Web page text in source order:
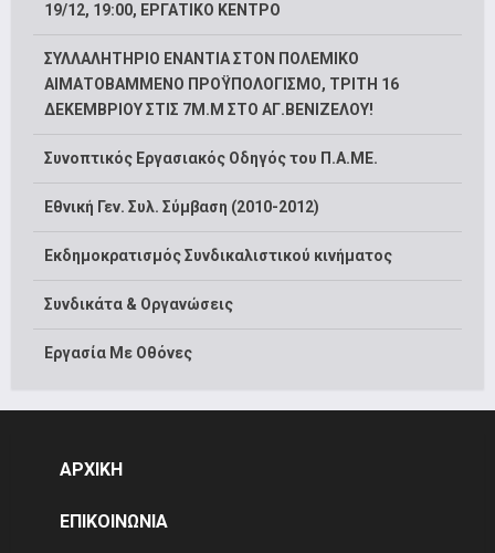
19/12, 19:00, ΕΡΓΑΤΙΚΟ ΚΕΝΤΡΟ
ΣΥΛΛΑΛΗΤΗΡΙΟ ΕΝΑΝΤΙΑ ΣΤΟΝ ΠΟΛΕΜΙΚΟ
ΑΙΜΑΤΟΒΑΜΜΕΝΟ ΠΡΟΫΠΟΛΟΓΙΣΜΟ, ΤΡΙΤΗ 16
ΔΕΚΕΜΒΡΙΟΥ ΣΤΙΣ 7Μ.Μ ΣΤΟ ΑΓ.ΒΕΝΙΖΕΛΟΥ!
Συνοπτικός Εργασιακός Οδηγός του Π.Α.ΜΕ.
Εθνική Γεν. Συλ. Σύμβαση (2010-2012)
Εκδημοκρατισμός Συνδικαλιστικού κινήματος
Συνδικάτα & Οργανώσεις
Εργασία Με Οθόνες
ΑΡΧΙΚΗ
ΕΠΙΚΟΙΝΩΝΙΑ